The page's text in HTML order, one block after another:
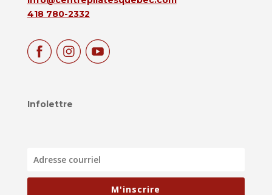
418 780-2332
Infolettre
M'inscrire